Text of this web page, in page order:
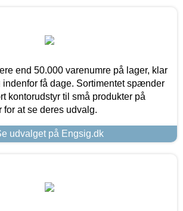
end 50.000 varenumre på lager, klar
indenfor få dage. Sortimentet spænder
kontorudstyr til små produkter på
for at se deres udvalg.
udvalget på Engsig.dk